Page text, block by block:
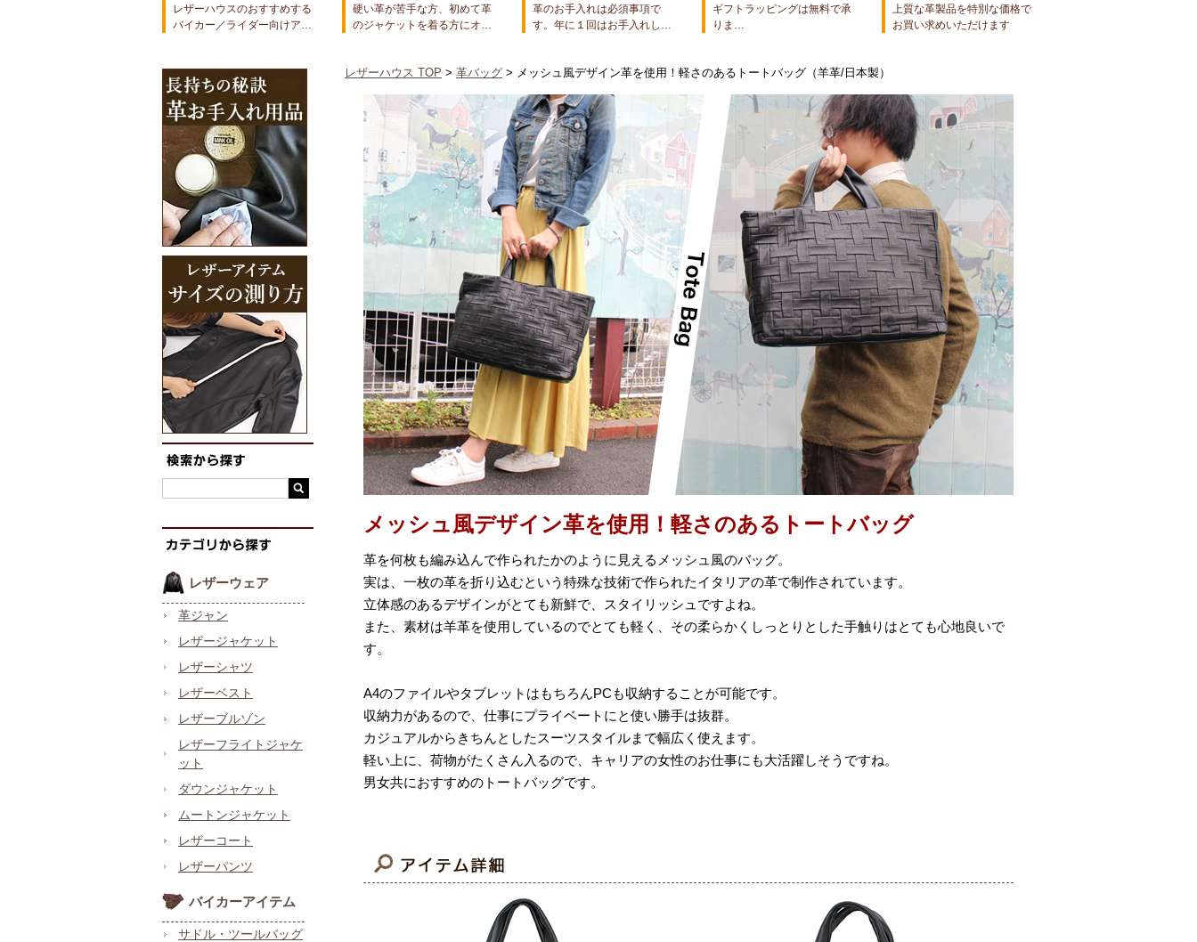
レザーハウスのおすすめする
バイカー／ライダー向けア…
硬い革が苦手な方、初めて革
のジャケットを着る方にオ…
革のお手入れは必須事項で
す。年に１回はお手入れし…
ギフトラッピングは無料で承
りま…
上質な革製品を特別な価格で
お買い求めいただけます
レザーウェア
革ジャン
レザージャケット
レザーシャツ
レザーベスト
レザーブルゾン
レザーフライトジャケ
ット
ダウンジャケット
ムートンジャケット
レザーコート
レザーパンツ
バイカーアイテム
サドル・ツールバッグ
レザーハウス TOP > 革バッグ > メッシュ風デザイン革を使用！軽さのあるトートバッグ（羊革/日本製）
メッシュ風デザイン革を使用！軽さのあるトートバッグ
革を何枚も編み込んで作られたかのように見えるメッシュ風のバッグ。
実は、一枚の革を折り込むという特殊な技術で作られたイタリアの革で制作されています。
立体感のあるデザインがとても新鮮で、スタイリッシュですよね。
また、素材は羊革を使用しているのでとても軽く、その柔らかくしっとりとした手触りはとても心地良いで
す。
A4のファイルやタブレットはもちろんPCも収納することが可能です。
収納力があるので、仕事にプライベートにと使い勝手は抜群。
カジュアルからきちんとしたスーツスタイルまで幅広く使えます。
軽い上に、荷物がたくさん入るので、キャリアの女性のお仕事にも大活躍しそうですね。
男女共におすすめのトートバッグです。